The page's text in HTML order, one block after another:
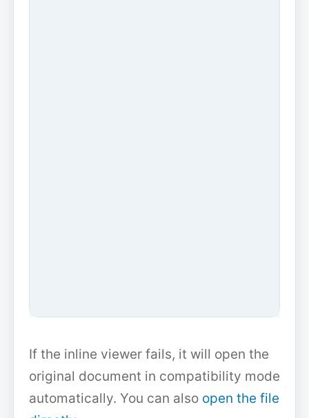
If the inline viewer fails, it will open the
original document in compatibility mode
automatically. You can also open the file